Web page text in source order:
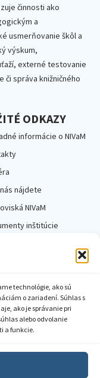
technológie, ako sú
o zariadení. Súhlas s
ako je správanie pri
alebo odvolanie
a funkcie.
činnosti ako
a
usmerňovanie škôl a
výskum,
externé testovanie
či správa knižničného
ODKAZY
informácie o NIVaM
nájdete
NIVaM
inštitúcie